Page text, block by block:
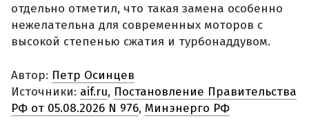
отдельно отметил, что такая замена особенно
нежелательна для современных моторов с
высокой степенью сжатия и турбонаддувом.
Автор: Петр Осинцев
Источники: aif.ru, Постановление Правительства
РФ от 05.08.2026 N 976, Минэнерго РФ